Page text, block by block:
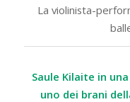
La violinista-
Saule Kilaite in
uno dei brani